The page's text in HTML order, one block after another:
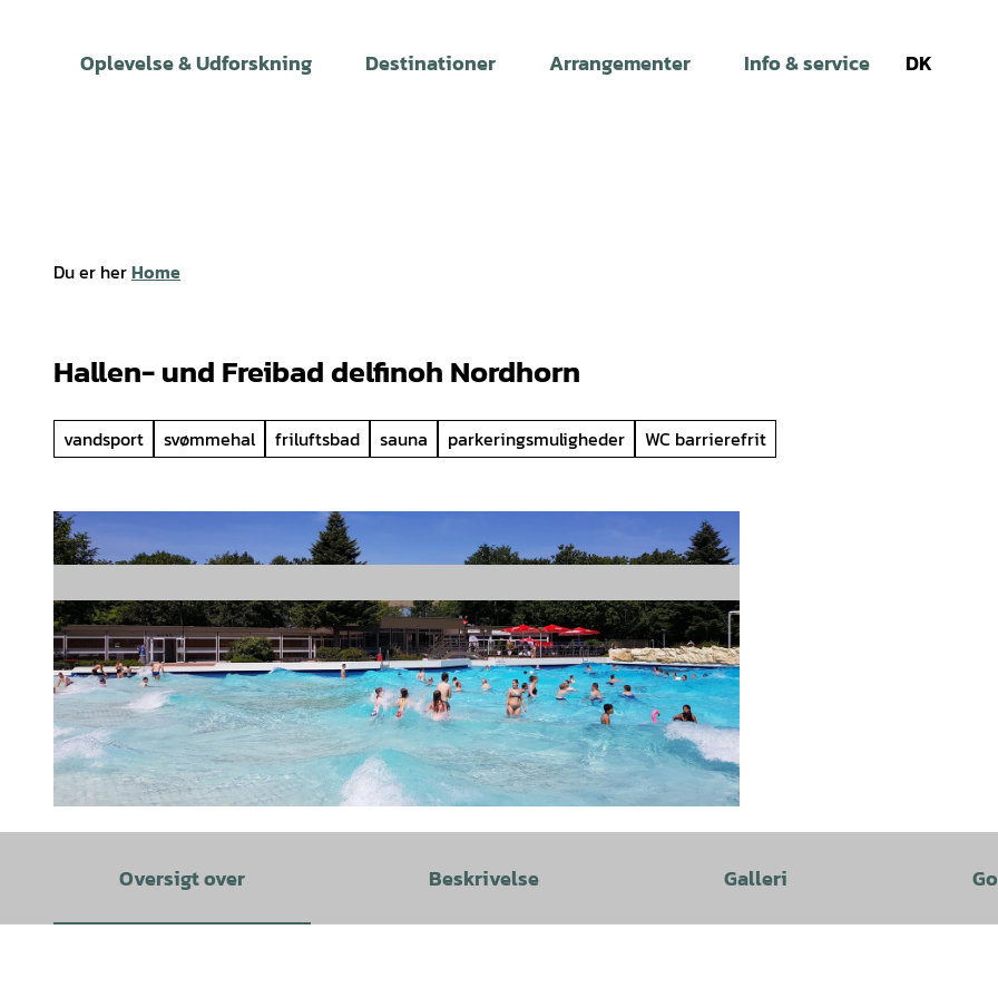
Oplevelse & Udforskning Destinationer Arrangementer Info & service DK
Du er herHome
Hallen- und Freibad delfinoh Nordhorn
vandsport svømmehal friluftsbad sauna parkeringsmuligheder WC barrierefrit
Oversigt over Beskrivelse Galleri